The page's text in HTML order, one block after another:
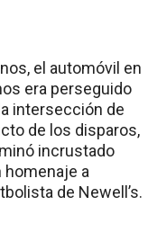
el automóvil en
era perseguido
intersección de
de los disparos,
incrustado
homenaje a
de Newell’s.